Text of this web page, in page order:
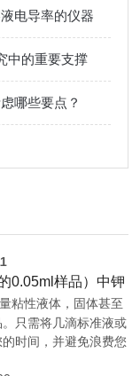
电导率的仪器
中的重要支撑
哪些要点？
0.05ml样品）中钾
粘性液体，固体甚至
只需将几滴标准液或
时间，并避免浪费您